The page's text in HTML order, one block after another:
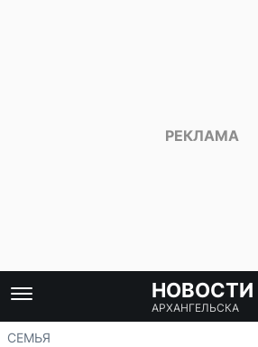
НОВОСТИ
АРХАНГЕЛЬСКА
СЕМЬЯ